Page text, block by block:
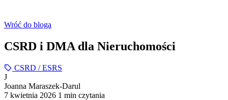
Wróć do bloga
CSRD i DMA dla Nieruchomości
CSRD / ESRS
J
Joanna Maraszek-Darul
7 kwietnia 2026 1 min czytania